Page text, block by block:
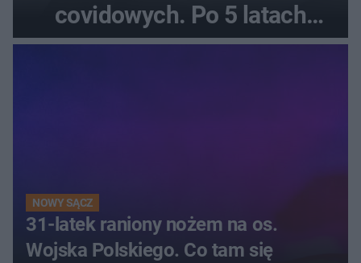
covidowych. Po 5 latach
prokurator zamyka sprawę
NOWY SĄCZ
31-latek raniony nożem na os.
Wojska Polskiego. Co tam się